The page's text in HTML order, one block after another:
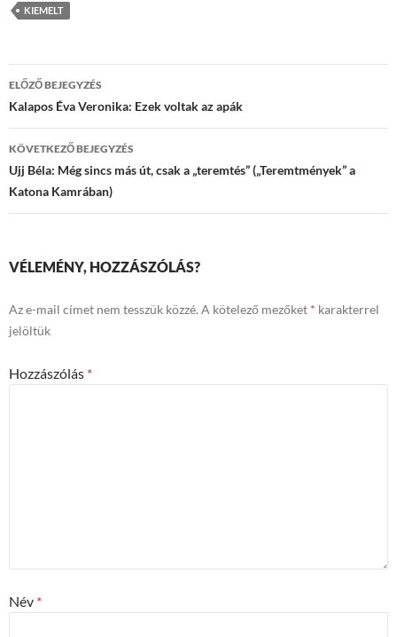
KIEMELT
Bejegyzések
navigációja
ELŐZŐ BEJEGYZÉS
Kalapos Éva Veronika: Ezek voltak az apák
KÖVETKEZŐ BEJEGYZÉS
Ujj Béla: Még sincs más út, csak a „teremtés” („Teremtmények” a
Katona Kamrában)
VÉLEMÉNY, HOZZÁSZÓLÁS?
Az e-mail címet nem tesszük közzé. A kötelező mezőket * karakterrel
jelöltük
Hozzászólás *
Név *